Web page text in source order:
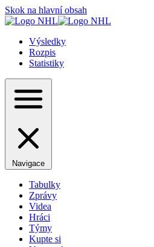
Skok na hlavní obsah
Výsledky
Rozpis
Statistiky
Navigace
Tabulky
Zprávy
Videa
Hráci
Týmy
Kupte si